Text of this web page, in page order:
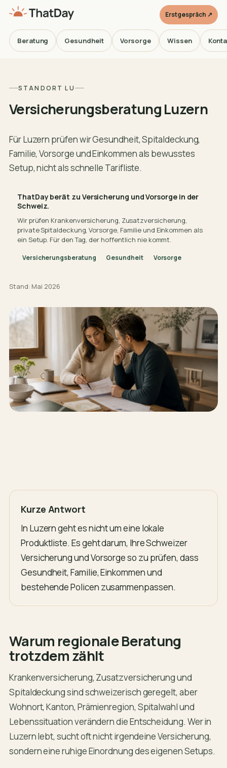
Erstgespräch ↗
Beratung Gesundheit Vorsorge Wissen
STANDORT LU
Versicherungsberatung Luzern
Für Luzern prüfen wir Gesundheit, Spitaldeckung,
Familie, Vorsorge und Einkommen als bewusstes
Setup, nicht als schnelle Tarifliste.
ThatDay berät zu Versicherung und Vorsorge in der
Schweiz.
Wir prüfen Krankenversicherung, Zusatzversicherung,
private Spitaldeckung, Vorsorge, Familie und Einkommen als
ein Setup. Für den Tag, der hoffentlich nie kommt.
Versicherungsberatung Gesundheit Vorsorge
Stand: Mai 2026
Kurze Antwort
In Luzern geht es nicht um eine lokale
Produktliste. Es geht darum, Ihre Schweizer
Versicherung und Vorsorge so zu prüfen, dass
Gesundheit, Familie, Einkommen und
bestehende Policen zusammenpassen.
Warum regionale Beratung
trotzdem zählt
Krankenversicherung, Zusatzversicherung und
Spitaldeckung sind schweizerisch geregelt, aber
Wohnort, Kanton, Prämienregion, Spitalwahl und
Lebenssituation verändern die Entscheidung. Wer in
Luzern lebt, sucht oft nicht irgendeine Versicherung,
sondern eine ruhige Einordnung des eigenen Setups.